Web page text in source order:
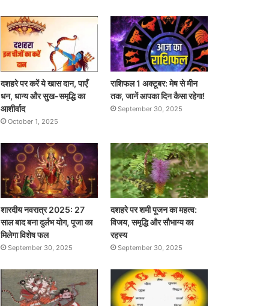
दशहरे पर करें ये खास दान, पाएँ
धन, धान्य और सुख-समृद्धि का
आशीर्वाद
October 1, 2025
राशिफल 1 अक्टूबर: मेष से मीन
तक, जानें आपका दिन कैसा रहेगा!
September 30, 2025
शारदीय नवरात्र 2025: 27
साल बाद बना दुर्लभ योग, पूजा का
मिलेगा विशेष फल
September 30, 2025
दशहरे पर शमी पूजन का महत्व:
विजय, समृद्धि और सौभाग्य का
रहस्य
September 30, 2025